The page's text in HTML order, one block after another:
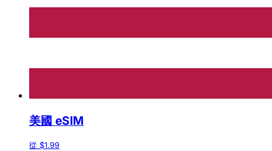
美國 eSIM
從 $1.99